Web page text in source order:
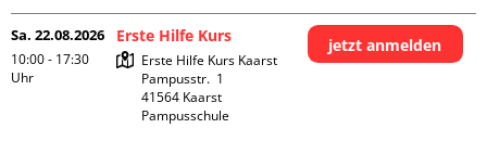
Sa. 22.08.2026
10:00 - 17:30
Uhr
Erste Hilfe Kurs
Erste Hilfe Kurs Kaarst
Pampusstr.  1
41564 Kaarst
Pampusschule
jetzt anmelden